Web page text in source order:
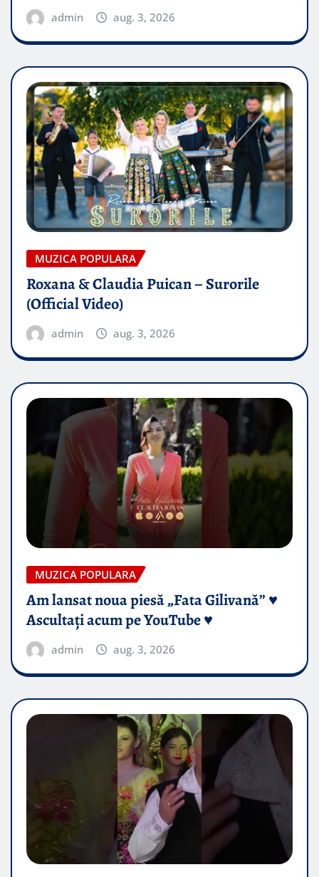
admin aug. 3, 2026
MUZICA POPULARA
Roxana & Claudia Puican – Surorile
(Official Video)
admin aug. 3, 2026
MUZICA POPULARA
Am lansat noua piesă „Fata Gilivană” ♥️
Ascultați acum pe YouTube ♥️
admin aug. 3, 2026